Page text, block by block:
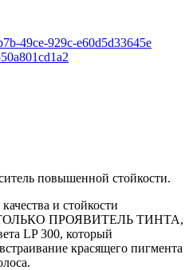
повышенной стойкости.
и стойкости
ТОЛЬКО ПРОЯВИТЕЛЬ ТИНТА,
LP 300, который
красящего пигмента